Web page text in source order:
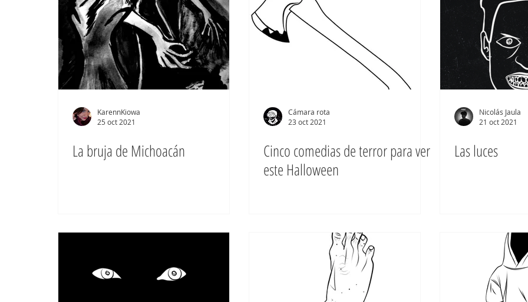
KarennKiowa
25 oct 2021
La bruja de Michoacán
Cámara rota
23 oct 2021
Cinco comedias de terror para ver
este Halloween
Nicolás Jaula
21 oct 2021
Las luces